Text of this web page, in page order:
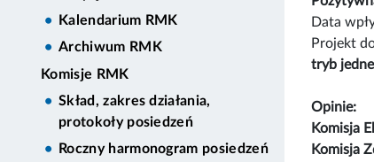
Kalendarium RMK
Archiwum RMK
Komisje RMK
Skład, zakres działania,
protokoły posiedzeń
Roczny harmonogram posiedzeń
Data
Projekt
tryb
Opinie:
Komisja
Komisja